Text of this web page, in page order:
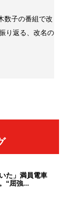
数子の番組で改
り返る、改名の
た」満員電車
“屈強...